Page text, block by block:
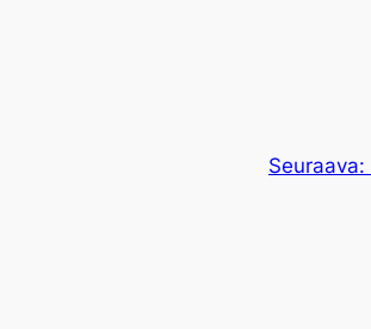
Seuraava: